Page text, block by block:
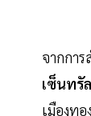
จากการ
เซ็นทรั
เมืองท